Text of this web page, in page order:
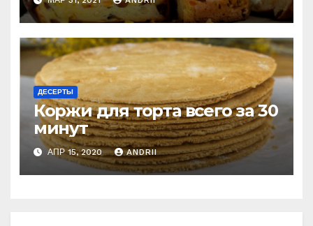
постоянно!
ДЕСЕРТЫ
Коржи для торта всего за 30
минут
АПР 15, 2020 ANDRII